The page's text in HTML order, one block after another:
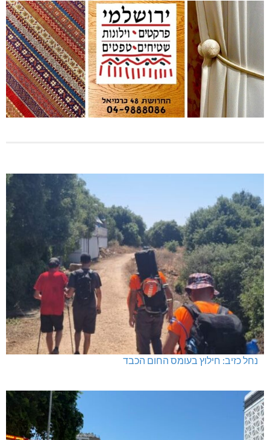
נחל כזיב: חילוץ בעומס החום הכבד